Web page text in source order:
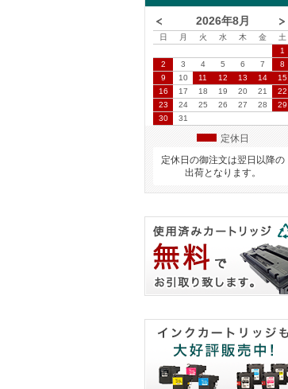
2026年8月
日 月 火 水 木 金
土
1
2
3 4 5 6 7
8
9
10 11 12 13 14
15
16
17 18 19 20 21
22
23
24 25 26 27 28
29
30
31
定休日
定休日の御注文は翌日以降の
出荷となります。